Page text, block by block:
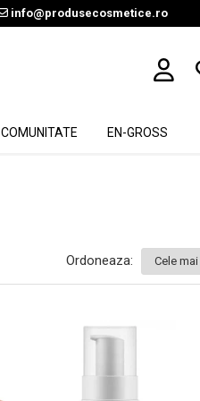
info@produsecosmetice.ro
COMUNITATE EN-GROSS
Ordoneaza: